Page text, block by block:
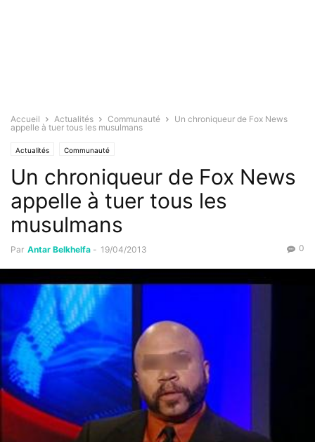
Accueil Actualités Communauté
Un chroniqueur de Fox News
appelle à tuer tous les musulmans
Actualités Communauté
Un chroniqueur de Fox News
appelle à tuer tous les
musulmans
Par Antar Belkhelfa - 19/04/2013 0